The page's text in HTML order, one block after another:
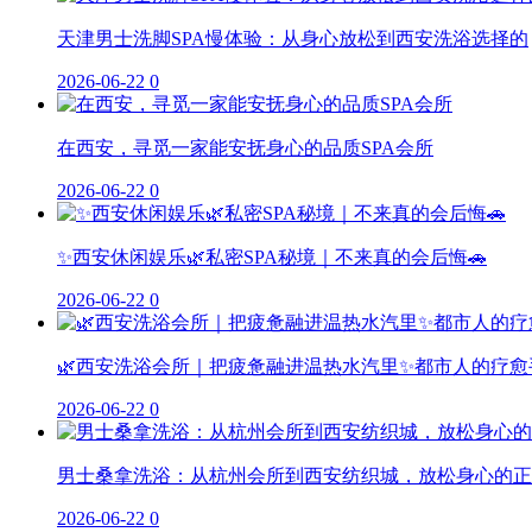
天津男士洗脚SPA慢体验：从身心放松到西安洗浴选择的
2026-06-22 0
在西安，寻觅一家能安抚身心的品质SPA会所
2026-06-22 0
✨西安休闲娱乐🌿私密SPA秘境｜不来真的会后悔🚗
2026-06-22 0
🌿西安洗浴会所｜把疲惫融进温热水汽里✨都市人的疗愈
2026-06-22 0
男士桑拿洗浴：从杭州会所到西安纺织城，放松身心的
2026-06-22 0